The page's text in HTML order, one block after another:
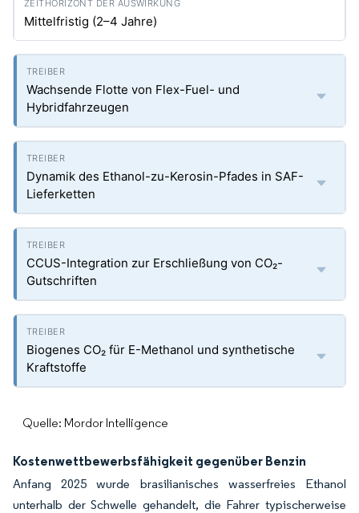
Mittelfristig (2–4 Jahre)
Wachsende Flotte von Flex-Fuel- und
Hybridfahrzeugen
Dynamik des Ethanol-zu-Kerosin-Pfades in SAF-
Lieferketten
CCUS-Integration zur Erschließung von CO₂-
Gutschriften
Biogenes CO₂ für E-Methanol und synthetische
Kraftstoffe
Quelle: Mordor Intelligence
Kostenwettbewerbsfähigkeit gegenüber Benzin
Anfang 2025 wurde brasilianisches wasserfreies Ethanol
unterhalb der Schwelle gehandelt, die Fahrer typischerweise